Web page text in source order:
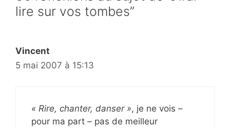
lire sur vos tombes”
Vincent
5 mai 2007 à 15:13
« Rire, chanter, danser », je ne vois –
pour ma part – pas de meilleur